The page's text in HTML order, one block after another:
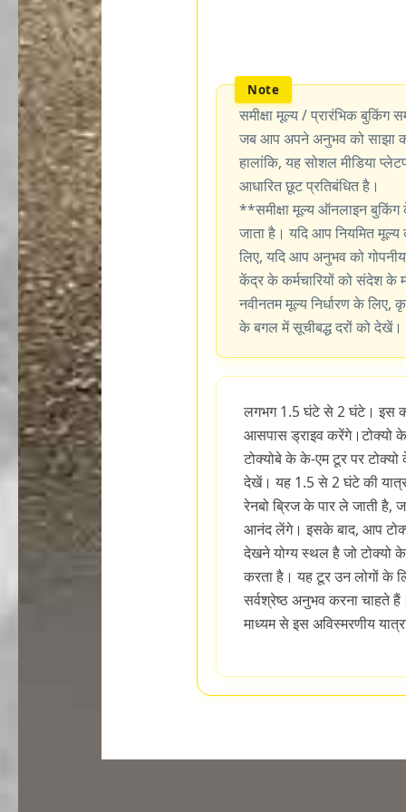
समीक्षा मूल्य / प्रारंभिक बुकिंग
जब आप अपने अनुभव को साझा
हालांकि, यह सोशल मीडिया
आधारित छूट प्रतिबंधित है।
**समीक्षा मूल्य ऑनलाइन बुकिंग
जाता है। यदि आप नियमित
लिए, यदि आप अनुभव को
केंद्र के कर्मचारियों को संदेश के
नवीनतम मूल्य निर्धारण के
के बगल में सूचीबद्ध दरों को देखें।
लगभग 1.5 घंटे से 2 घंटे। इस
आसपास ड्राइव करेंगे।टोक्यो
टोक्योबे के के-एम टूर पर
देखें। यह 1.5 से 2 घंटे की
रेनबो ब्रिज के पार ले जाती है,
आनंद लेंगे। इसके बाद, आप
देखने योग्य स्थल है जो टोक्यो
करता है। यह टूर उन लोगों के
सर्वश्रेष्ठ अनुभव करना चाहते
माध्यम से इस अविस्मरणीय